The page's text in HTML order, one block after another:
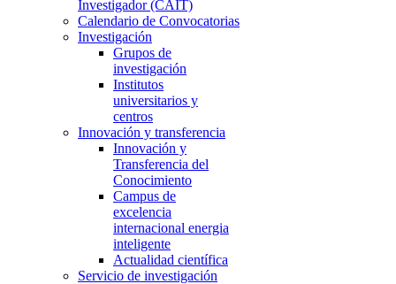
Investigador (CAIT)
Calendario de Convocatorias
Investigación
Grupos de
investigación
Institutos
universitarios y
centros
Innovación y transferencia
Innovación y
Transferencia del
Conocimiento
Campus de
excelencia
internacional energia
inteligente
Actualidad científica
Servicio de investigación